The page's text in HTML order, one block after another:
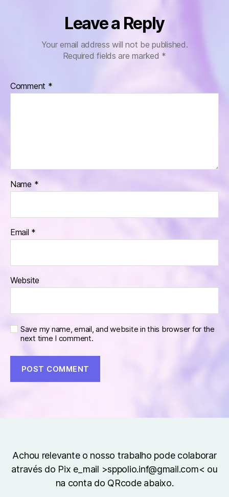
Leave a Reply
Your email address will not be published.
Required fields are marked *
Comment *
Name *
Email *
Website
Save my name, email, and website in this browser for the
next time I comment.
Achou relevante o nosso trabalho pode colaborar
através do Pix e_mail >sppolio.inf@gmail.com< ou
na conta do QRcode abaixo.